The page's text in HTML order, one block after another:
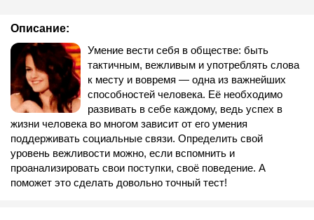
Описание:
Умение вести себя в обществе: быть
тактичным, вежливым и употреблять слова
к месту и вовремя — одна из важнейших
способностей человека. Её необходимо
развивать в себе каждому, ведь успех в
жизни человека во многом зависит от его умения
поддерживать социальные связи. Определить свой
уровень вежливости можно, если вспомнить и
проанализировать свои поступки, своё поведение. А
поможет это сделать довольно точный тест!